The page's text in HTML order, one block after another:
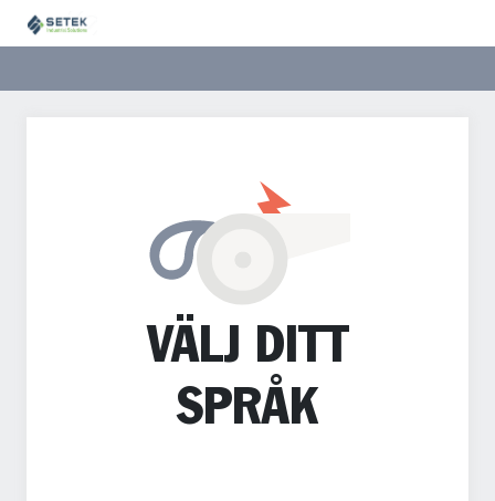
VÄLJ DITT
SPRÅK